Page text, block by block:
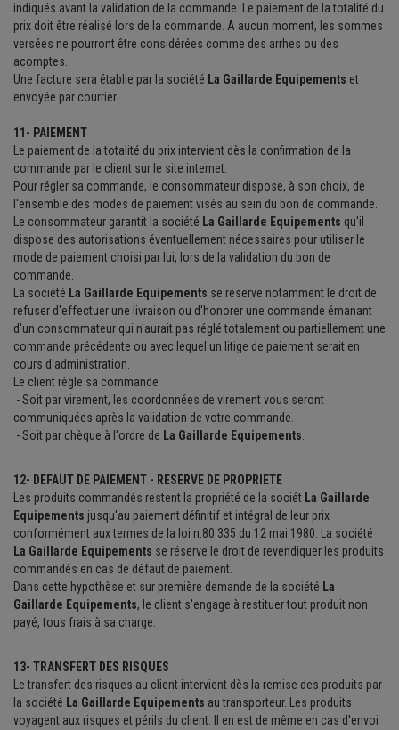
indiqués avant la validation de la commande. Le paiement de la totalité du
prix doit être réalisé lors de la commande. A aucun moment, les sommes
versées ne pourront être considérées comme des arrhes ou des
acomptes.
Une facture sera établie par la société La Gaillarde Equipements et
envoyée par courrier.
11- PAIEMENT
Le paiement de la totalité du prix intervient dès la confirmation de la
commande par le client sur le site internet.
Pour régler sa commande, le consommateur dispose, à son choix, de
l'ensemble des modes de paiement visés au sein du bon de commande.
Le consommateur garantit la société La Gaillarde Equipements qu'il
dispose des autorisations éventuellement nécessaires pour utiliser le
mode de paiement choisi par lui, lors de la validation du bon de
commande.
La société La Gaillarde Equipements se réserve notamment le droit de
refuser d'effectuer une livraison ou d'honorer une commande émanant
d'un consommateur qui n'aurait pas réglé totalement ou partiellement une
commande précédente ou avec lequel un litige de paiement serait en
cours d'administration.
Le client règle sa commande
- Soit par virement, les coordonnées de virement vous seront
communiquées après la validation de votre commande.
- Soit par chèque à l'ordre de La Gaillarde Equipements
12- DEFAUT DE PAIEMENT - RESERVE DE PROPRIETE
Les produits commandés restent la propriété de la sociét La Gaillarde
Equipements jusqu'au paiement définitif et intégral de leur prix
conformément aux termes de la loi n.80 335 du 12 mai 1980. La société
La Gaillarde Equipements se réserve le droit de revendiquer les produits
commandés en cas de défaut de paiement.
Dans cette hypothèse et sur première demande de la société La
Gaillarde Equipements, le client s'engage à restituer tout produit non
payé, tous frais à sa charge.
13- TRANSFERT DES RISQUES
Le transfert des risques au client intervient dès la remise des produits par
la société La Gaillarde Equipements au transporteur. Les produits
voyagent aux risques et périls du client. Il en est de même en cas d'envoi